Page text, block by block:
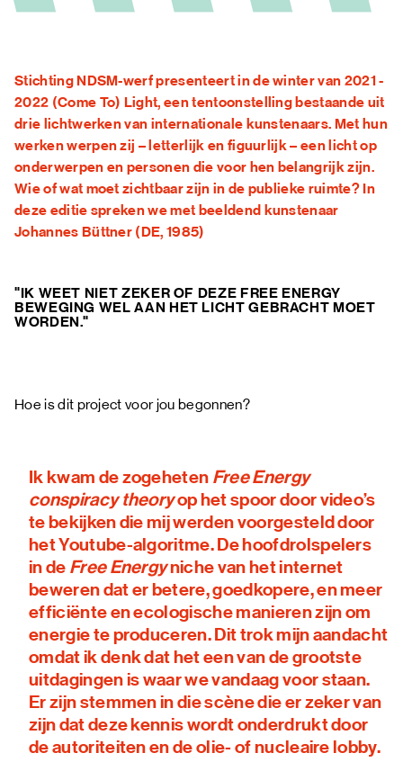
FAQ
Stichting NDSM-werf presenteert in de winter van 2021 -
2022 (Come To) Light, een tentoonstelling bestaande uit
drie lichtwerken van internationale kunstenaars. Met hun
werken werpen zij – letterlijk en figuurlijk – een licht op
onderwerpen en personen die voor hen belangrijk zijn.
Wie of wat moet zichtbaar zijn in de publieke ruimte? In
deze editie spreken we met beeldend kunstenaar
Johannes Büttner (DE, 1985)
"IK WEET NIET ZEKER OF DEZE FREE ENERGY
BEWEGING WEL AAN HET LICHT GEBRACHT MOET
WORDEN."
Hoe is dit project voor jou begonnen?
Ik kwam de zogeheten Free Energy
conspiracy theoryop het spoor door video’s
te bekijken die mij werden voorgesteld door
het Youtube-algoritme. De hoofdrolspelers
in de Free Energyniche van het internet
beweren dat er betere, goedkopere, en meer
efficiënte en ecologische manieren zijn om
energie te produceren. Dit trok mijn aandacht
omdat ik denk dat het een van de grootste
uitdagingen is waar we vandaag voor staan.
Er zijn stemmen in die scène die er zeker van
zijn dat deze kennis wordt onderdrukt door
de autoriteiten en de olie- of nucleaire lobby.